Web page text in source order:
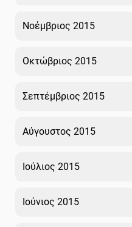
Νοέμβριος 2015
Οκτώβριος 2015
Σεπτέμβριος 2015
Αύγουστος 2015
Ιούλιος 2015
Ιούνιος 2015